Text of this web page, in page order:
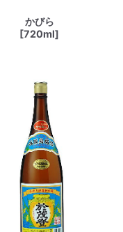
かびら
[720ml]